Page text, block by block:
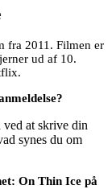
fra 2011. Filmen er
ud af 10.
at skrive din
synes du om
On Thin Ice på